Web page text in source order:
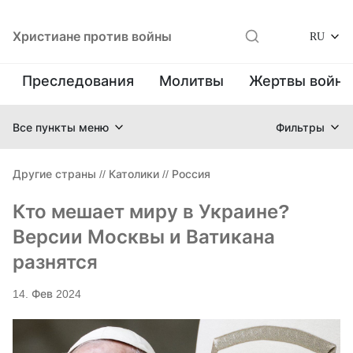
Христиане против войны RU
Преследования Молитвы Жертвы
Все пункты меню Фильтры
Другие страны // Католики // Россия
Кто мешает миру в Украине?
Версии Москвы и Ватикана
разнятся
14. Фев 2024